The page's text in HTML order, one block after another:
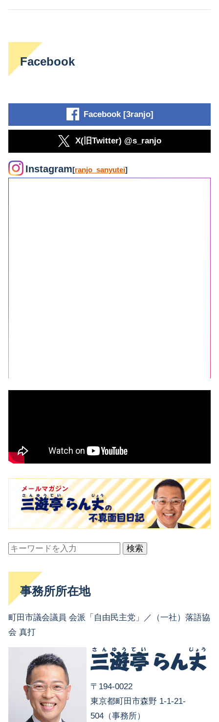
Facebook
Facebook [3ranjo]
X(旧Twitter) @s_ranjo
Instagram[ranjo_sanyutei]
検索
事務所所在地
町田市議会議員 会派「自由民主党」／（一社）落語協
会 真打
〒194-0022
東京都町田市森野 1-1-21-
504（事務所）